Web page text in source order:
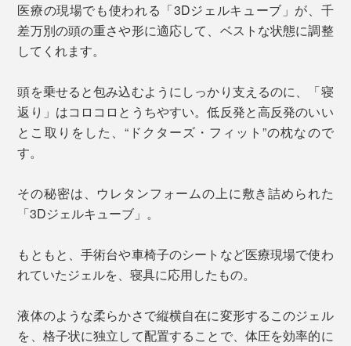
医療の現場でも使われる「3Dジェルキューブ」が、千
差万別の頭の重さや形に適応して、ベストな状態に調整
してくれます。
頭を乗せると包み込むようにしっかり支えるのに、「寝
返り」はコロコロとうちやすい。低反発と高反発のいい
とこ取りをした、“ドクターズ・フィット”の枕なので
す。
その秘密は、ウレタンフォームの上に敷き詰められた
「3Dジェルキューブ」。
もともと、手術台や車椅子のシートなど医療現場で使わ
れていたジェルを、寝具に応用したもの。
液体のような柔らかさで縦横自在に変形するこのジェル
を、格子状に独立して配置することで、体圧を効率的に